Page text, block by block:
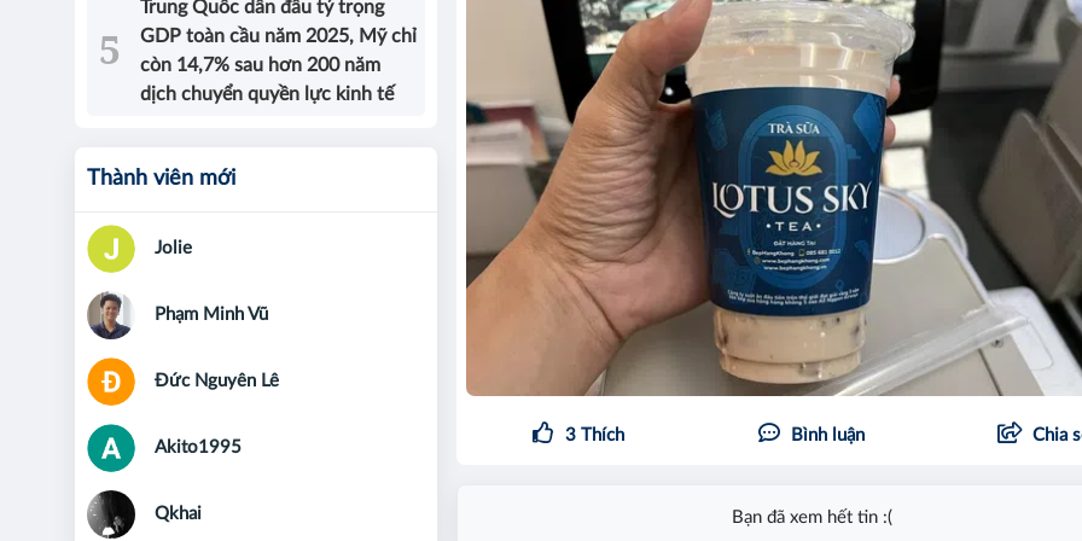
3 Thích Bình luận Chia
Bạn đã xem hết tin :(
Trung Quốc dẫn đầu tỷ trọng
GDP toàn cầu năm 2025, Mỹ chỉ
còn 14,7% sau hơn 200 năm
dịch chuyển quyền lực kinh tế
Thành viên mới
Jolie
Phạm Minh Vũ
Đức Nguyên Lê
Akito1995
Qkhai